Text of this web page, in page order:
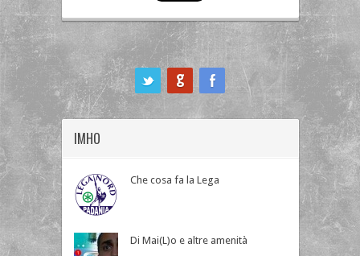
IMHO
Che cosa fa la Lega
Di Mai(L)o e altre amenità